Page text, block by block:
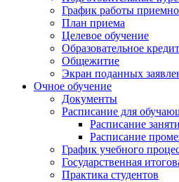
График работы
План приема
Целевое обучение
Образовательное
Общежитие
Экран поданных
Очное обучение
Документы
Расписание для
Расписание
Расписание
График учебного
Государственная
Практика студентов